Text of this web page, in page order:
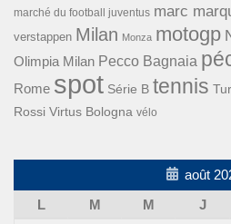
marché du football juventus marc
verstappen Milan Monza motogp
Olimpia Milan Pecco Bagnaia
Rome spot Série B tennis
Rossi Virtus Bologna vélo
août
L
M M J